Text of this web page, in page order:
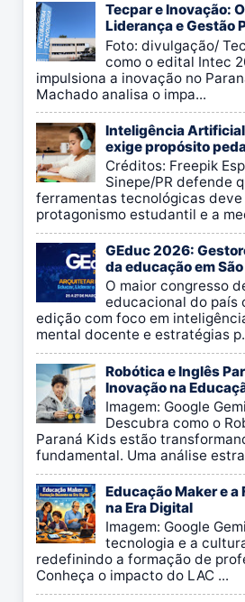
Tecpar e Inovação:
Liderança e Gestão
Foto: divulgação/
como o edital Intec
impulsiona a inovação no
Machado analisa o impa...
Inteligência
exige propósito
Créditos: Freepik
Sinepe/PR defende
ferramentas tecnológicas
protagonismo estudantil e a
GEduc 2026:
da educação em
O maior congresso
educacional do país
edição com foco em
mental docente e estratégias
Robótica e Inglês
Inovação na
Imagem: Google
Descubra como o
Paraná Kids estão
fundamental. Uma análise
Educação Maker e a
na Era Digital
Imagem: Google
tecnologia e a
redefinindo a formação de
Conheça o impacto do LAC ...